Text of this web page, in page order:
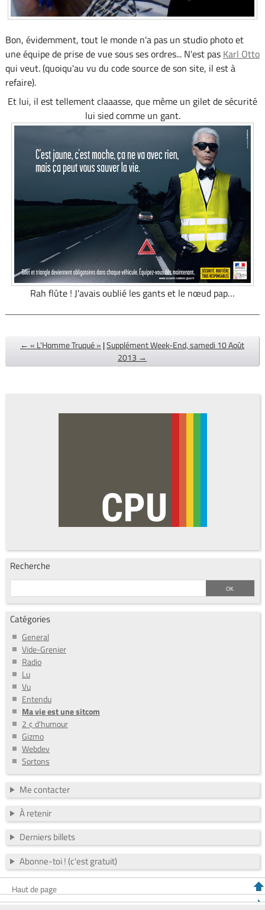
Bon, évidemment, tout le monde n'a pas un studio photo et
une équipe de prise de vue sous ses ordres... N'est pas Karl Otto
qui veut. (quoiqu'au vu du code source de son site, il est à
refaire).
Et lui, il est tellement claaasse, que même un gilet de sécurité
lui sied comme un gant.
Rah flûte ! J'avais oublié les gants et le nœud pap…
← « L'Homme Truqué » |Supplément Week-End, samedi 10 Août
2013 →
Recherche
Catégories
General
Vide-Grenier
Radio
Lu
Vu
Entendu
Ma vie est une sitcom
2 ¢ d'humour
Gizmo
Webdev
Sortons
Me contacter
À retenir
Derniers billets
Abonne-toi ! (c'est gratuit)
Haut de page